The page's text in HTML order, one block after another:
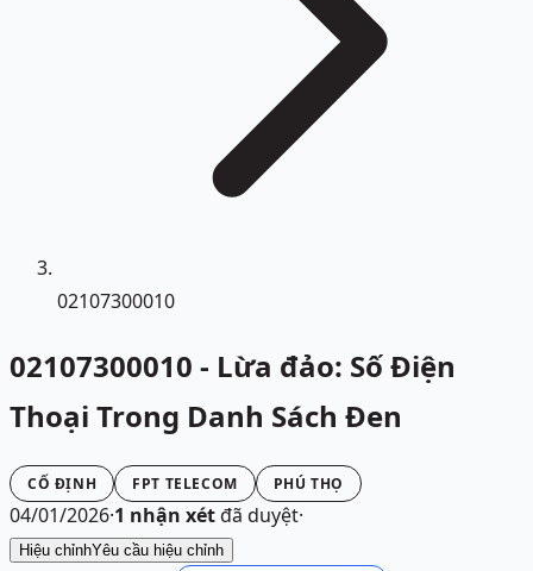
02107300010
02107300010 - Lừa đảo: Số Điện
Thoại Trong Danh Sách Đen
CỐ ĐỊNH FPT TELECOM PHÚ THỌ
04/01/2026·1 nhận xétđã duyệt·
Hiệu chỉnhYêu cầu hiệu chỉnh